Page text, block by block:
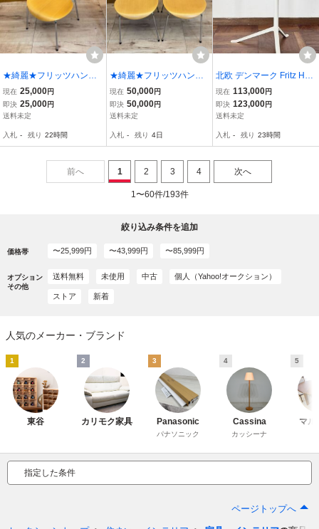
★綺麗★フリッツハンセ
ン★1脚★セブンチェア★
北欧★ヤコブセン★デザ
イナーズ家具★Fritz Hans
現在 25,000円
即決 25,000円
送料未定
入札 - 残り 22時間
★綺麗★フリッツハンセ
ン★2脚セット★セブンチ
ェア★北欧★ヤコブセン
★デザイナーズ家具★Frit
(V729)
現在 50,000円
即決 50,000円
送料未定
入札 - 残り 4日
北欧 デンマーク Fritz Han
sen フリッツハンセン リ
トルフレンド ホワイト ラ
ウンド サイドテーブル 昇
現在 113,000円
即決 123,000円
送料未定
入札 - 残り 23時間
前へ 1 2 3 4 次へ
1〜60件/193件
絞り込み条件を追加
価格帯 〜25,999円 〜43,999円 〜85,999円
オプション
その他
送料無料 未使用 中古 個人（Yahoo!オークション）
ストア 新着
人気のメーカー・ブランド
1
東谷
2
カリモク家具
3
Panasonic
パナソニック
4
Cassina
カッシーナ
5
マル
指定した条件
ページトップへ